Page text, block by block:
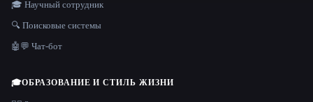
🎓 Научный сотрудник
🔍 Поисковые системы
🤖💬 Чат-бот
🎓ОБРАЗОВАНИЕ И СТИЛЬ ЖИЗНИ